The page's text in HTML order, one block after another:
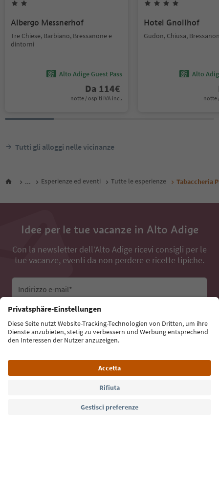
Albergo Messnerhof
Tre Chiese, Barbiano, Bressanone e
dintorni
Alto Adige Guest Pass
Da 114€
notte / ospiti IVA incl.
Hotel Gnollhof
Gudon, Chiusa,
Alto
notte
Tutti gli alloggi nelle vicinanze
... Esperienze ed eventi Tutte le esperienze Tabaccheria
Idee per le tue vacanze in Alto Adige
Con la newsletter dell’Alto Adige ricevi consigli per le
tue vacanze, eventi da non perdere e ricette tipiche.
Indirizzo e-mail*
Iscriviti alla newsletter